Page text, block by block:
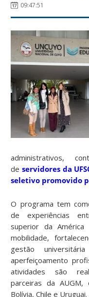
09:47:51
administrativos,
deservidores da
seletivo promovido
O programa tem
de experiências
superior da América
mobilidade,
gestão
aperfeiçoamento
atividades são
parceiras da AUGM,
Bolívia, Chile e Uruguai.